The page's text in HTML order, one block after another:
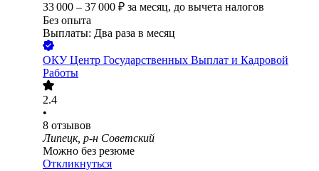
33 000 – 37 000 ₽ за месяц, до вычета налогов
Без опыта
Выплаты: Два раза в месяц
ОКУ Центр Государственных Выплат и Кадровой
Работы
2.4
•
8 отзывов
Липецк, р-н Советский
Можно без резюме
Откликнуться